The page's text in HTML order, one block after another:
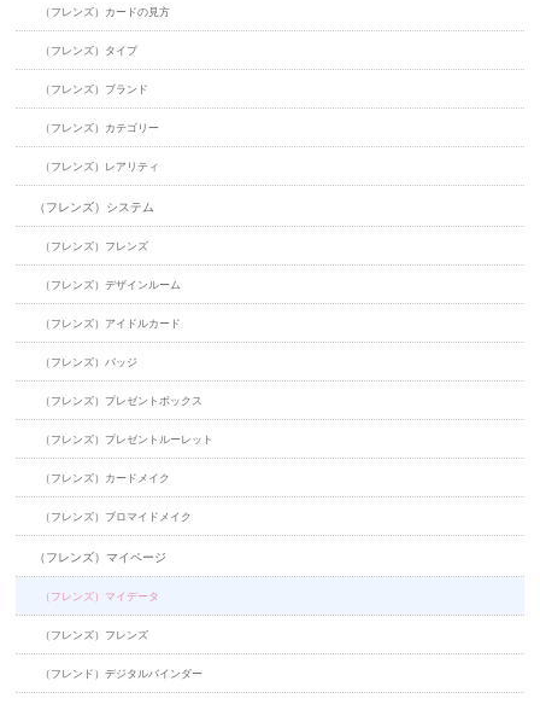
（フレンズ）カードの見方
（フレンズ）タイプ
（フレンズ）ブランド
（フレンズ）カテゴリー
（フレンズ）レアリティ
（フレンズ）システム
（フレンズ）フレンズ
（フレンズ）デザインルーム
（フレンズ）アイドルカード
（フレンズ）バッジ
（フレンズ）プレゼントボックス
（フレンズ）プレゼントルーレット
（フレンズ）カードメイク
（フレンズ）ブロマイドメイク
（フレンズ）マイページ
（フレンズ）マイデータ
（フレンズ）フレンズ
（フレンド）デジタルバインダー